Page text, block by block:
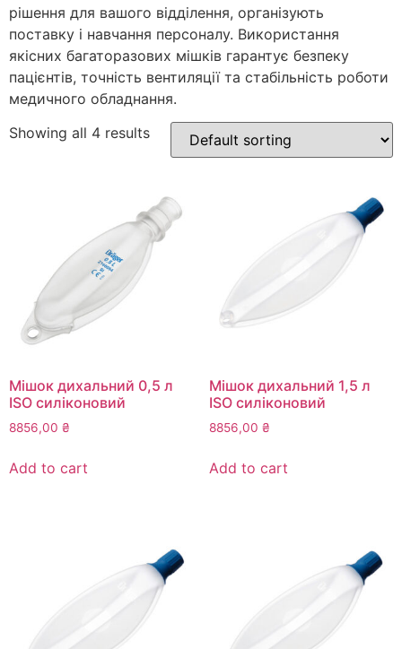
рішення для вашого відділення, організують
поставку і навчання персоналу. Використання
якісних багаторазових мішків гарантує безпеку
пацієнтів, точність вентиляції та стабільність роботи
медичного обладнання.
Showing all 4 results
Мішок дихальний 0,5 л
ISO силіконовий
8856,00 ₴
Add to cart
Мішок дихальний 1,5 л
ISO силіконовий
8856,00 ₴
Add to cart